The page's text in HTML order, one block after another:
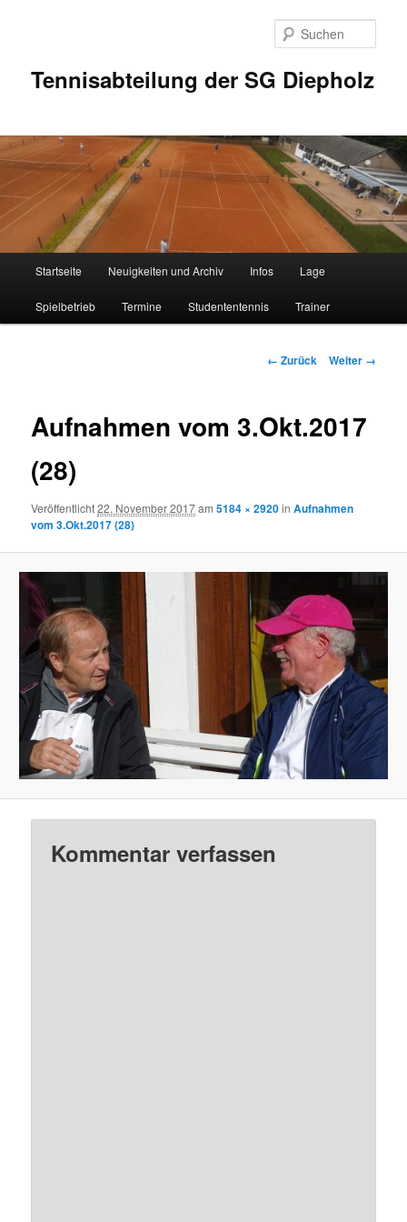
Tennisabteilung der SG Diepholz
Startseite Neuigkeiten und Archiv Infos Lage
Spielbetrieb Termine Studententennis Trainer
Bilder-
← Zurück Weiter →
Aufnahmen vom 3.Okt.2017
(28)
Veröffentlicht22. November 2017am5184 × 2920inAufnahmen
vom 3.Okt.2017 (28)
Kommentar verfassen